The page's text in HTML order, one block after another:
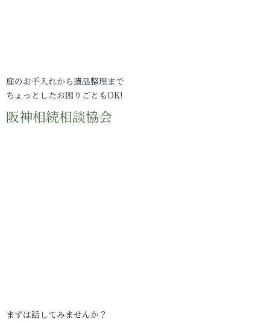
庭のお手入れから遺品整理まで
ちょっとしたお困りごともOK!
阪神相続相談協会
まずは話してみませんか？